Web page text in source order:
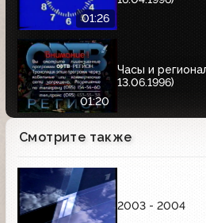
01:26
01:20
Часы и
13.06.1996)
Смотрите также
2003 - 2004